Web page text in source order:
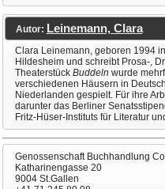
Autor: Leinemann, Clara
Clara Leinemann, geboren 1994
Hildesheim und schreibt Prosa-,
Theaterstück Buddeln wurde
verschiedenen Häusern in
Niederlanden gespielt. Für ihre
darunter das Berliner
Fritz-Hüser-Instituts für Literatur
Genossenschaft Buchhandlung
Katharinengasse 20
9004 St.Gallen